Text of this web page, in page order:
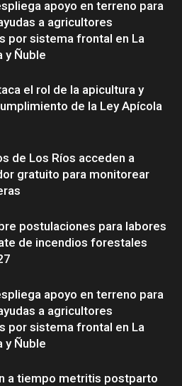
apoyo en terreno para
a agricultores
por sistema frontal en La
y Ñuble
el rol de la apicultura y
de la Ley Apícola
de Los Ríos acceden a
gratuito para monitorear
postulaciones para labores
de incendios forestales
apoyo en terreno para
a agricultores
por sistema frontal en La
y Ñuble
a tiempo metritis postparto